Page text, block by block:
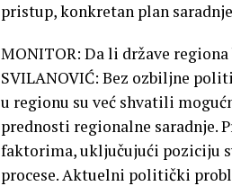
pristup, konkretan plan
MONITOR: Da li države
SVILANOVIĆ: Bez ozbiljne
u regionu su već shvatili
prednosti regionalne saradnje.
faktorima, uključujući poziciju
procese. Aktuelni politički